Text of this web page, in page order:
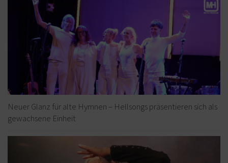
Neuer Glanz für alte Hymnen – Hellsongs präsentieren sich als
gewachsene Einheit